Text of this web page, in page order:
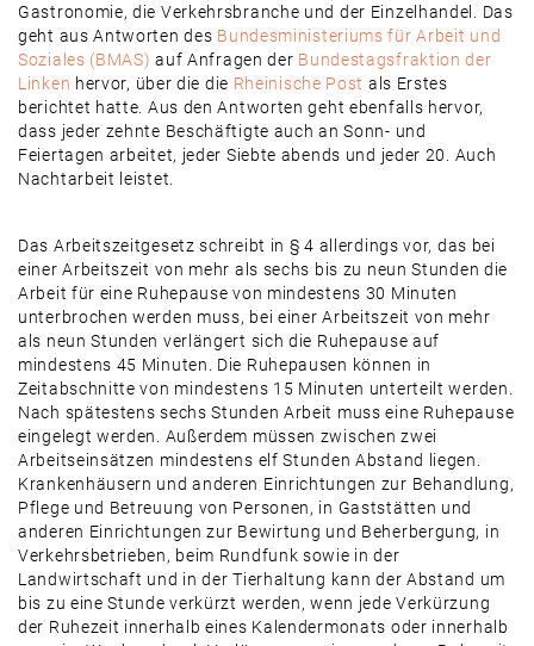
Gastronomie, die Verkehrsbranche und der Einzelhandel. Das
geht aus Antworten des Bundesministeriums für Arbeit und
Soziales (BMAS) auf Anfragen der Bundestagsfraktion der
Linken hervor, über die die Rheinische Post als Erstes
berichtet hatte. Aus den Antworten geht ebenfalls hervor,
dass jeder zehnte Beschäftigte auch an Sonn- und
Feiertagen arbeitet, jeder Siebte abends und jeder 20. Auch
Nachtarbeit leistet.
Das Arbeitszeitgesetz schreibt in § 4 allerdings vor, das bei
einer Arbeitszeit von mehr als sechs bis zu neun Stunden die
Arbeit für eine Ruhepause von mindestens 30 Minuten
unterbrochen werden muss, bei einer Arbeitszeit von mehr
als neun Stunden verlängert sich die Ruhepause auf
mindestens 45 Minuten. Die Ruhepausen können in
Zeitabschnitte von mindestens 15 Minuten unterteilt werden.
Nach spätestens sechs Stunden Arbeit muss eine Ruhepause
eingelegt werden. Außerdem müssen zwischen zwei
Arbeitseinsätzen mindestens elf Stunden Abstand liegen.
Krankenhäusern und anderen Einrichtungen zur Behandlung,
Pflege und Betreuung von Personen, in Gaststätten und
anderen Einrichtungen zur Bewirtung und Beherbergung, in
Verkehrsbetrieben, beim Rundfunk sowie in der
Landwirtschaft und in der Tierhaltung kann der Abstand um
bis zu eine Stunde verkürzt werden, wenn jede Verkürzung
der Ruhezeit innerhalb eines Kalendermonats oder innerhalb